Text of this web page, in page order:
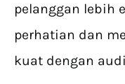
pelanggan lebih
perhatian dan
kuat dengan